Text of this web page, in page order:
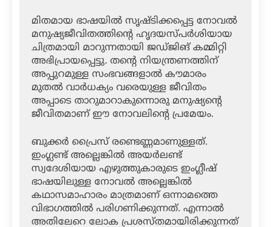
മിതമായ ഭാഷയില്‍ സൃഷ്ടിക്കപ്പെട്ട നോവല്‍
മനുഷ്യജീവിതത്തിന്റെ ഹൃദയസ്പര്‍ശിയായ
ചിത്രമായി മാറുന്നതായി ജഡ്ജിങ് കമ്മിറ്റി
അഭിപ്രായപ്പെട്ടു. തന്റെ നിയന്ത്രണത്തിന്
അപ്പുറമുള്ള സംഭവങ്ങളാല്‍ കൗമാരം
മുതല്‍ വാര്‍ധക്യം വരെയുള്ള ജീവിതം
അപ്പാടെ താറുമാറാകുന്നൊരു മനുഷ്യന്റെ
ജീവിതമാണ് ഈ നോവലിന്റെ പ്രമേയം.
ബുക്കര്‍ പ്രൈസ് രണ്ടെണ്ണമാണുള്ളത്.
ഇംഗ്ലണ്ട് അല്ലെങ്കില്‍ അയര്‍ലണ്ട്
സ്വദേശിയായ എഴുത്തുകാരുടെ ഇംഗ്ലീഷ്
ഭാഷയിലുള്ള നോവല്‍ അല്ലെങ്കില്‍
കഥാസമാഹാരം മാത്രമാണ് ഒന്നാമത്തെ
വിഭാഗത്തില്‍ പരിഗണിക്കുന്നത്. എന്നാല്‍
അതിലേറെ ലോക പ്രശസ്തമായിരിക്കുന്നത്